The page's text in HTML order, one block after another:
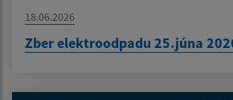
18.06.2026
Zber elektroodpadu 25.júna